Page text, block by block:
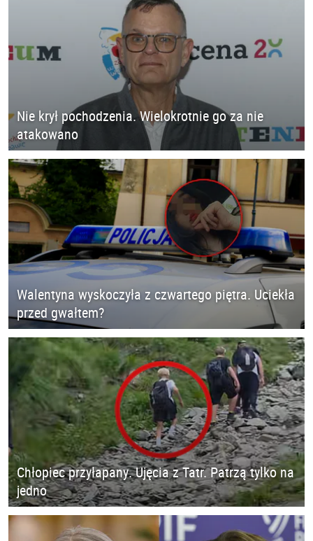
Nie krył pochodzenia. Wielokrotnie go za nie
atakowano
Walentyna wyskoczyła z czwartego piętra. Uciekła
przed gwałtem?
Chłopiec przyłapany. Ujęcia z Tatr. Patrzą tylko na
jedno